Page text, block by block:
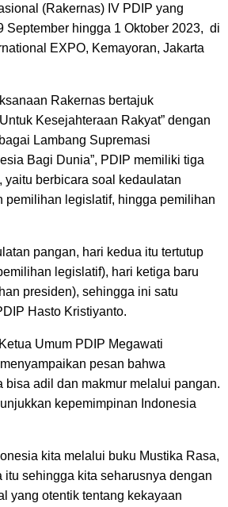
(Rakernas) IV PDIP yang
September hingga 1 Oktober 2023, di
EXPO, Kemayoran, Jakarta
Rakernas bertajuk
Kesejahteraan Rakyat” dengan
Lambang Supremasi
Bagi Dunia”, PDIP memiliki tiga
yaitu berbicara soal kedaulatan
pemilihan legislatif, hingga pemilihan
pangan, hari kedua itu tertutup
legislatif), hari ketiga baru
presiden), sehingga ini satu
Hasto Kristiyanto.
Umum PDIP Megawati
pesan bahwa
bisa adil dan makmur melalui pangan.
kepemimpinan Indonesia
kita melalui buku Mustika Rasa,
itu sehingga kita seharusnya dengan
yang otentik tentang kekayaan